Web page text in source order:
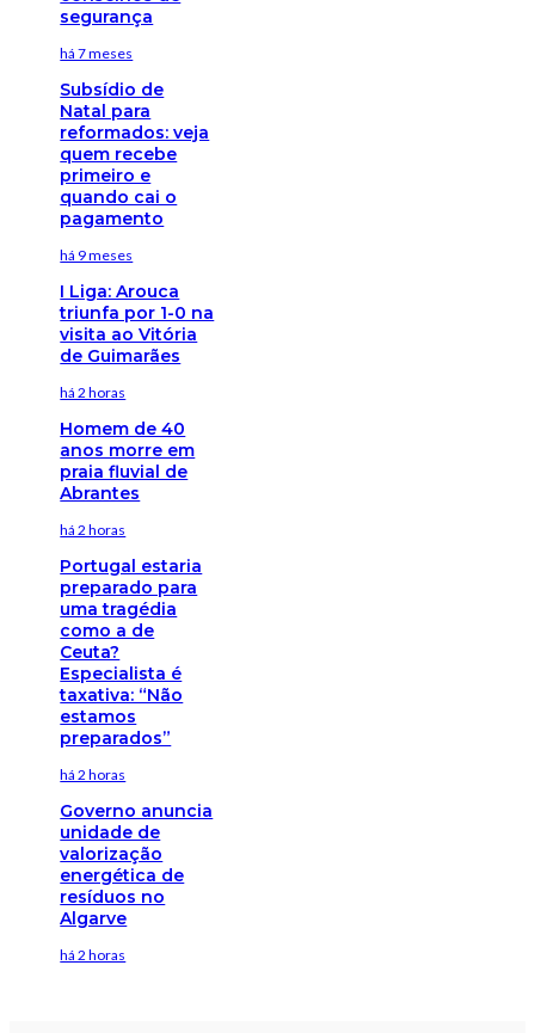
segurança
há 7 meses
Subsídio de
Natal para
reformados: veja
quem recebe
primeiro e
quando cai o
pagamento
há 9 meses
I Liga: Arouca
triunfa por 1-0 na
visita ao Vitória
de Guimarães
há 2 horas
Homem de 40
anos morre em
praia fluvial de
Abrantes
há 2 horas
Portugal estaria
preparado para
uma tragédia
como a de
Ceuta?
Especialista é
taxativa: “Não
estamos
preparados”
há 2 horas
Governo anuncia
unidade de
valorização
energética de
resíduos no
Algarve
há 2 horas